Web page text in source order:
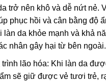
trở nên khô và dễ nứt nẻ.
phục hồi và cân bằng độ
làn da khỏe mạnh và khả
nhân gây hại từ bên ngoài.
trình lão hóa: Khi làn da
sẽ giữ được vẻ tươi trẻ,